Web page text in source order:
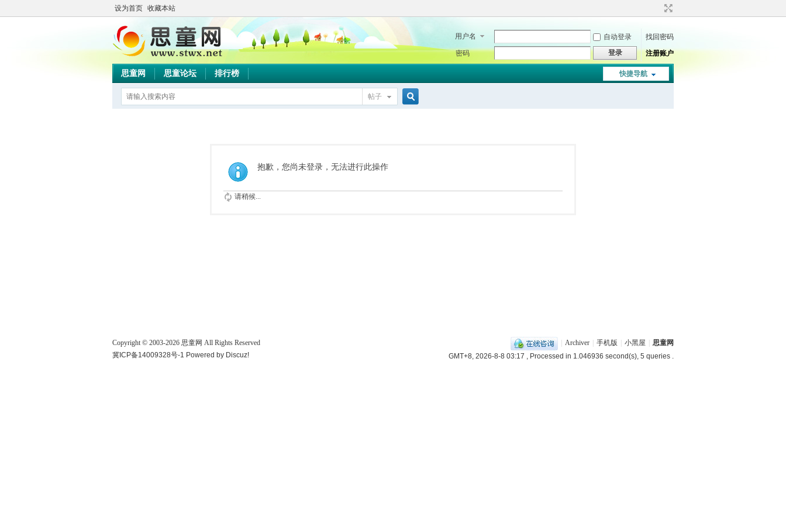
设为首页 收藏本站
用户名 自动登录
找回密码
密码
登录 注册账户
快捷导航
思童网 思童论坛 排行榜
帖子
抱歉，您尚未登录，无法进行此操作
请稍候...
Archiver 手机版 小黑屋
思童网
GMT+8, 2026-8-8 03:17 , Processed in 1.046936 second(s), 5 queries .
Copyright © 2003-2026 思童网 All Rights Reserved
冀ICP备14009328号-1 Powered by Discuz!